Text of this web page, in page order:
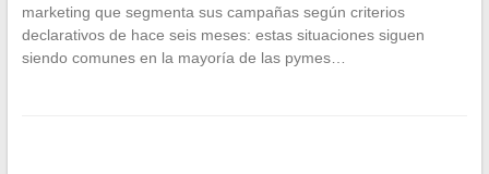
marketing que segmenta sus campañas según criterios
declarativos de hace seis meses: estas situaciones siguen
siendo comunes en la mayoría de las pymes…